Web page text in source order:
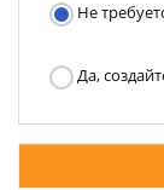
Не
Да,